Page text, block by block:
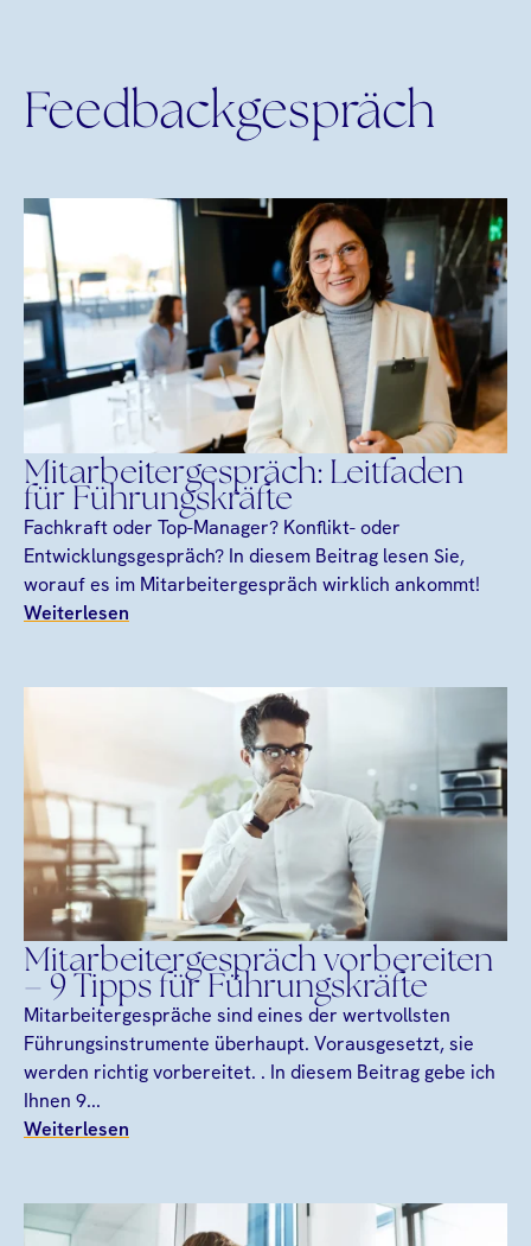
Feedbackgespräch
Mitarbeitergespräch: Leitfaden
für Führungskräfte
Fachkraft oder Top-Manager? Konflikt- oder
Entwicklungsgespräch? In diesem Beitrag lesen Sie,
worauf es im Mitarbeitergespräch wirklich ankommt!
Weiterlesen
Mitarbeitergespräch vorbereiten
– 9 Tipps für Führungskräfte
Mitarbeitergespräche sind eines der wertvollsten
Führungsinstrumente überhaupt. Vorausgesetzt, sie
werden richtig vorbereitet. . In diesem Beitrag gebe ich
Ihnen 9...
Weiterlesen